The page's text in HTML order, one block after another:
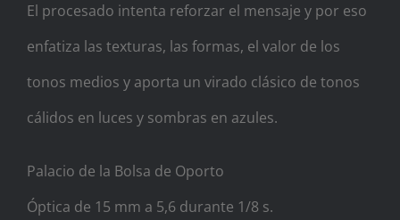
El procesado intenta reforzar el mensaje y por eso
enfatiza las texturas, las formas, el valor de los
tonos medios y aporta un virado clásico de tonos
cálidos en luces y sombras en azules.
Palacio de la Bolsa de Oporto
Óptica de 15 mm a 5,6 durante 1/8 s.